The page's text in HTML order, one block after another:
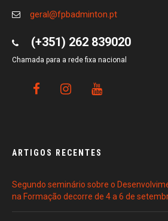
geral@fpbadminton.pt
(+351) 262 839020
Chamada para a rede fixa nacional
ARTIGOS RECENTES
Segundo seminário sobre o
na Formação decorre de 4 a 6 de